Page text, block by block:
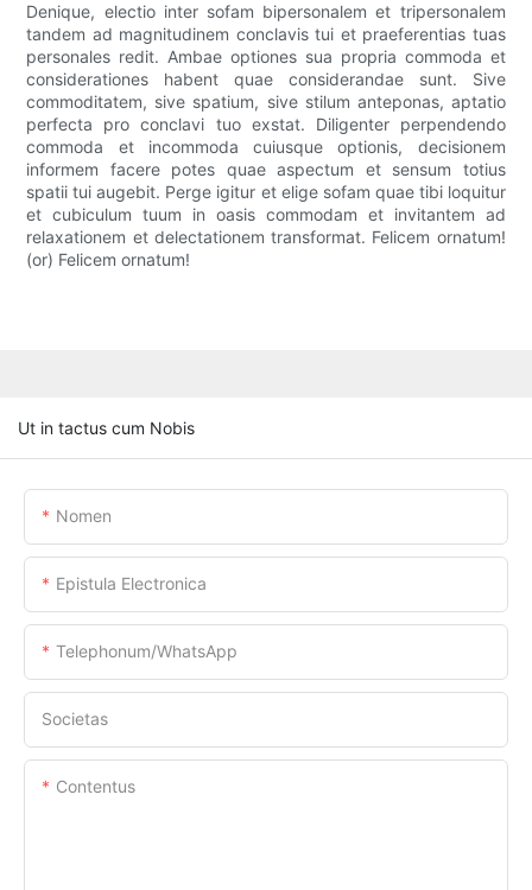
Denique, electio inter sofam bipersonalem et tripersonalem
tandem ad magnitudinem conclavis tui et praeferentias tuas
personales redit. Ambae optiones sua propria commoda et
considerationes habent quae considerandae sunt. Sive
commoditatem, sive spatium, sive stilum anteponas, aptatio
perfecta pro conclavi tuo exstat. Diligenter perpendendo
commoda et incommoda cuiusque optionis, decisionem
informem facere potes quae aspectum et sensum totius
spatii tui augebit. Perge igitur et elige sofam quae tibi loquitur
et cubiculum tuum in oasis commodam et invitantem ad
relaxationem et delectationem transformat. Felicem ornatum!
(or) Felicem ornatum!
Ut in tactus cum Nobis
Nomen
Epistula Electronica
Telephonum/WhatsApp
Societas
Contentus